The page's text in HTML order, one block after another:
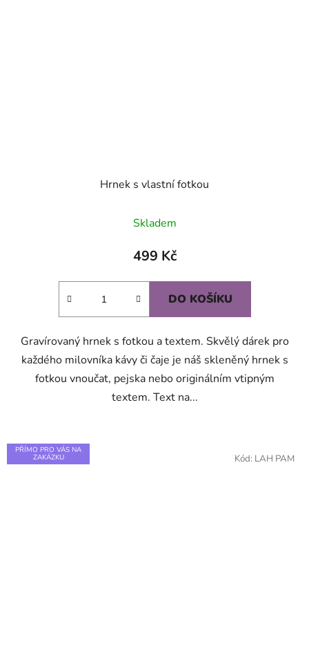
Hrnek s vlastní fotkou
Skladem
499 Kč
DO KOŠÍKU
Gravírovaný hrnek s fotkou a textem. Skvělý dárek pro
každého milovníka kávy či čaje je náš skleněný hrnek s
fotkou vnoučat, pejska nebo originálním vtipným
textem. Text na...
PŘÍMO PRO VÁS NA
ZAKÁZKU Kód: LAH PAM